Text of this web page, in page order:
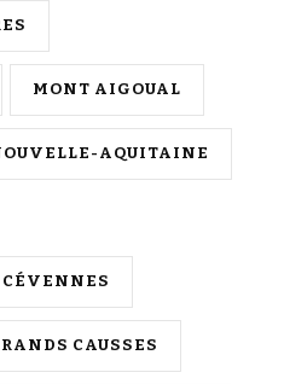
MONT AIGOUAL
AQUITAINE
CAUSSES